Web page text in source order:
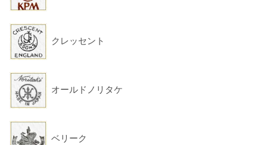
クレッセント
オールドノリタケ
ベリーク